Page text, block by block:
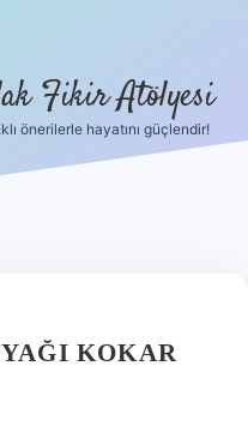
Fikir Atölyesi
önerilerle hayatını güçlendir!
KOKAR